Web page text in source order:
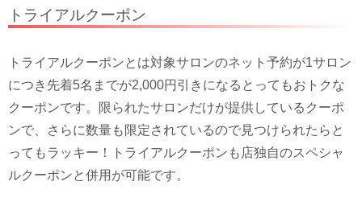
トライアルクーポン
トライアルクーポンとは対象サロンのネット予約が1サロン
につき先着5名までが2,000円引きになるとってもおトクな
クーポンです。限られたサロンだけが提供しているクーポ
ンで、さらに数量も限定されているので見つけられたらと
ってもラッキー！トライアルクーポンも店独自のスペシャ
ルクーポンと併用が可能です。